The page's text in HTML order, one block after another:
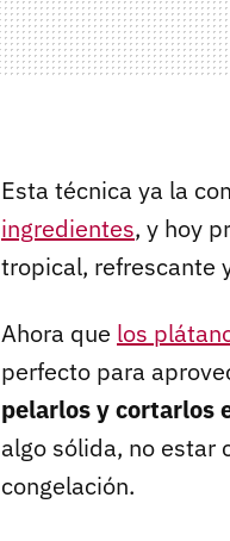
Esta técnica ya la
ingredientes, y hoy
tropical, refrescante
Ahora que los
perfecto para
pelarlos y cortarlos
algo sólida, no estar
congelación.